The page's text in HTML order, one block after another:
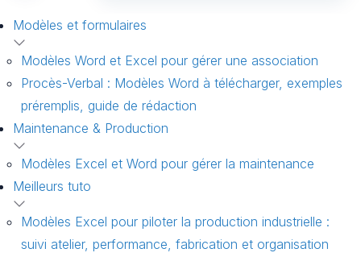
Modèles et formulaires
Modèles Word et Excel pour gérer une association
Procès-Verbal : Modèles Word à télécharger, exemples
préremplis, guide de rédaction
Maintenance & Production
Modèles Excel et Word pour gérer la maintenance
Meilleurs tuto
Modèles Excel pour piloter la production industrielle :
suivi atelier, performance, fabrication et organisation